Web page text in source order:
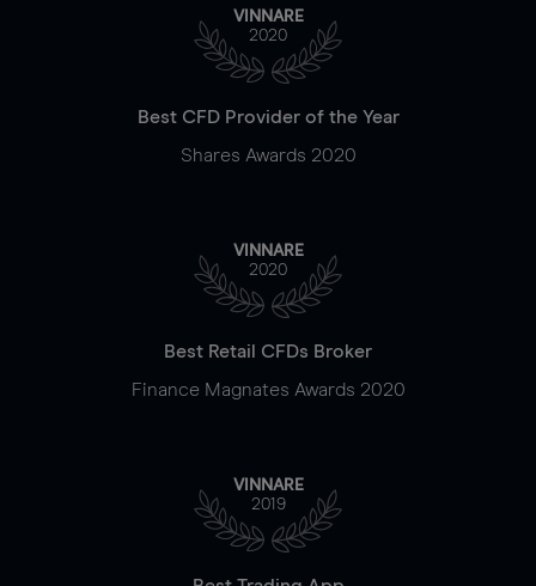
VINNARE
2020
Best CFD Provider of the Year
Shares Awards 2020
VINNARE
2020
Best Retail CFDs Broker
Finance Magnates Awards 2020
VINNARE
2019